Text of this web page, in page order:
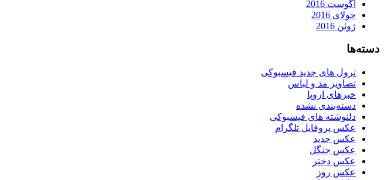
آگوست 2016
جولای 2016
ژوئن 2016
دسته‌ها
ترول های جدید فیسبوکی
تصاویر مد و لباس
خبرهای اروپا
دسته‌بندی نشده
دلنوشته های فیسبوکی
عکس پروفایل تلگرام
عکس جدید
عکس جنگل
عکس دختر
عکس روز